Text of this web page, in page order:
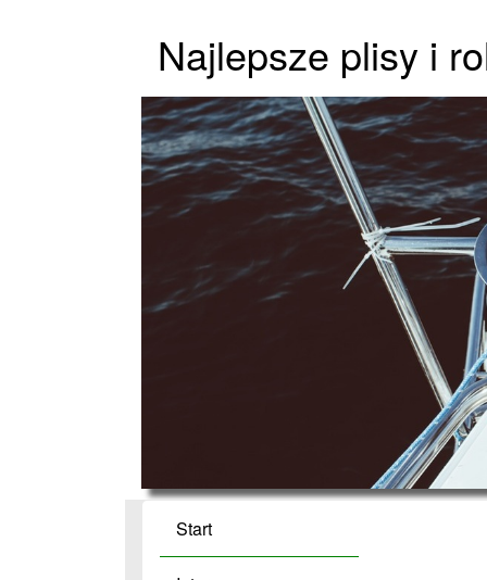
Najlepsze plisy i
Start